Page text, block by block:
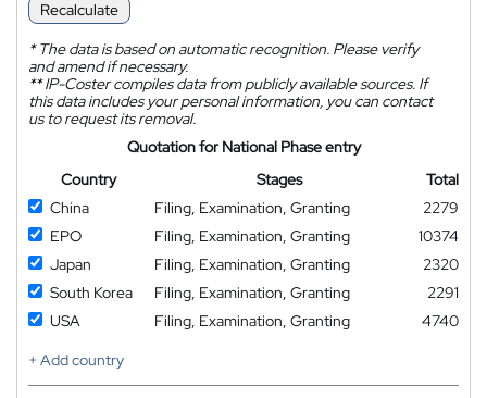
Recalculate
*The data is based on automatic recognition. Please verify
and amend if necessary.
**IP-Coster compiles data from publicly available sources. If
this data includes your personal information, you can contact
us to request its removal.
Quotation for National Phase entry
Country
Stages
Total
China
Filing, Examination, Granting
2279
EPO
Filing, Examination, Granting
10374
Japan
Filing, Examination, Granting
2320
South Korea
Filing, Examination, Granting
2291
USA
Filing, Examination, Granting
4740
+ Add country